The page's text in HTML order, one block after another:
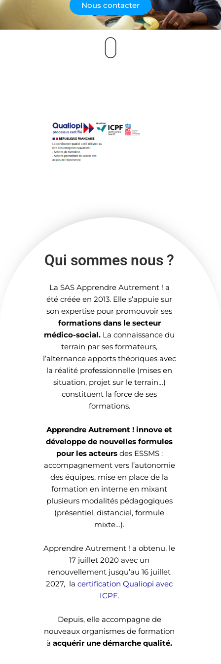
Nous contacter
Qui sommes nous ?
La SAS Apprendre Autrement ! a
été créée en 2013. Elle s’appuie sur
son expertise pour promouvoir ses
formations dans le secteur
médico-social. La connaissance du
terrain par ses formateurs,
l’alternance apports théoriques avec
la réalité professionnelle (mises en
situation, projet sur le terrain…)
constituent la force de ses
formations.
Apprendre Autrement ! innove et
développe de nouvelles formules
pour les acteursdes ESSMS​​​ :
accompagnement vers l’autonomie
des équipes, mise en place de la
formation en interne en mixant
plusieurs modalités pédagogiques
(présentiel, distanciel, formule
mixte…).
​Apprendre Autrement ! a obtenu, le
17 juillet 2020 avec un
renouvellement jusqu’au 16 juillet
2027, lacertification Qualiopi avec
ICPF.
Depuis, elle accompagne de
nouveaux organismes de formation
àacquérir une démarche qualité.